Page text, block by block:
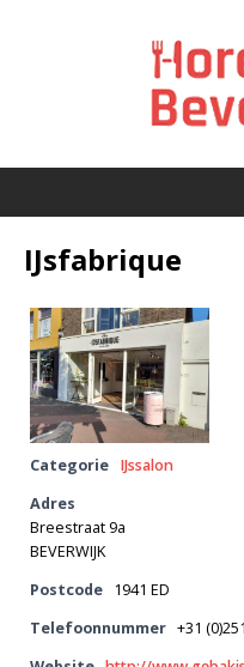
IJsfabrique
Categorie IJssalon
Adres
Breestraat 9a
BEVERWIJK
Postcode 1941 ED
Telefoonnummer +31